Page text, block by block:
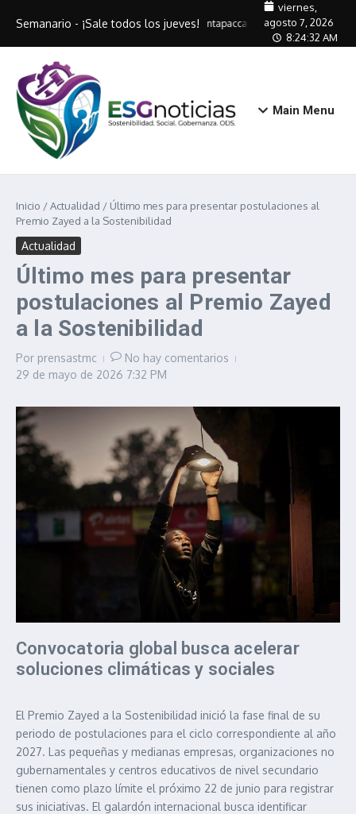
Semanario - ¡Sale todos los jueves! Antapaccay capacitará a 320
viernes,
agosto 7, 2026
8:24:32 AM
Main Menu
Inicio /Actualidad / Último mes para presentar postulaciones al
Premio Zayed a la Sostenibilidad
Actualidad
Último mes para presentar
postulaciones al Premio Zayed
a la Sostenibilidad
Por prensastmc
No hay comentarios
29 de mayo de 2026 7:32 PM
Convocatoria global busca acelerar
soluciones climáticas y sociales
El Premio Zayed a la Sostenibilidad inició la fase final de su
periodo de postulaciones para el ciclo correspondiente al año
2027. Las pequeñas y medianas empresas, organizaciones no
gubernamentales y centros educativos de nivel secundario
tienen como plazo límite el próximo 22 de junio para registrar
sus iniciativas. El galardón internacional busca identificar